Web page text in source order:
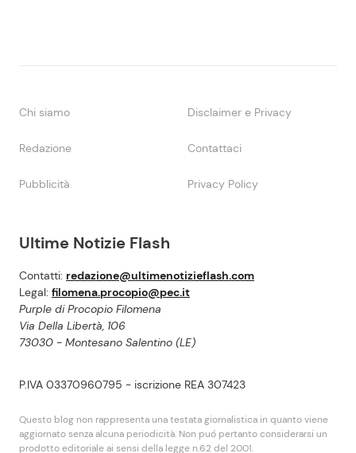
Ultime Notizie Flash
Contatti: redazione@ultimenotizieflash.com
Legal: filomena.procopio@pec.it
Purple di Procopio Filomena
Via Della Libertà, 106
73030 - Montesano Salentino (LE)
P.IVA 03370960795 - iscrizione REA 307423
Questo blog non rappresenta una testata giornalistica in quanto viene
aggiornato senza alcuna periodicità. Non puó pertanto considerarsi un
prodotto editoriale ai sensi della legge n.62 del 2001.
Chi siamo Disclaimer e Privacy
Redazione Contattaci
Pubblicità Privacy Policy